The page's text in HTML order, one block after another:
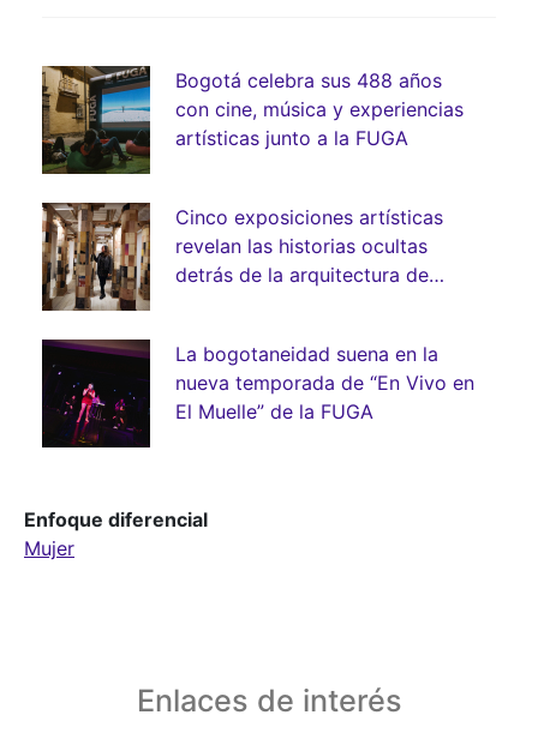
Bogotá celebra sus 488 años
con cine, música y experiencias
artísticas junto a la FUGA
Cinco exposiciones artísticas
revelan las historias ocultas
detrás de la arquitectura de
La bogotaneidad suena en la
nueva temporada de “En Vivo en
El Muelle” de la FUGA
Enfoque diferencial
Mujer
Enlaces de interés